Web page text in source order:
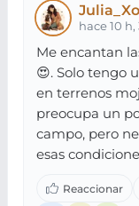
hace 10 h,
Me encantan
😍. Solo tengo
en terrenos
preocupa un
campo, pero
esas